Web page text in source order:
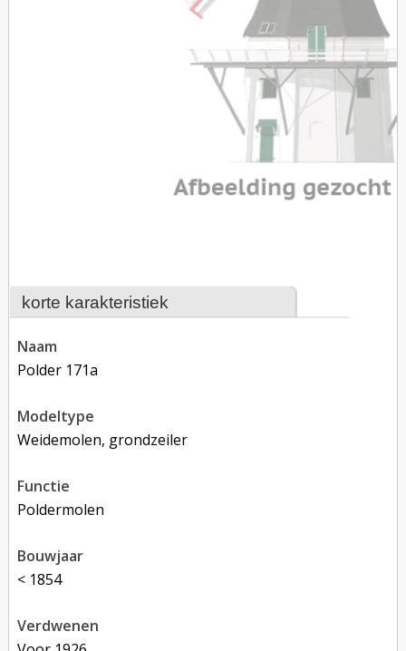
korte karakteristiek
naam
Polder 171a
modeltype
Weidemolen, grondzeiler
functie
poldermolen
bouwjaar
< 1854
verdwenen